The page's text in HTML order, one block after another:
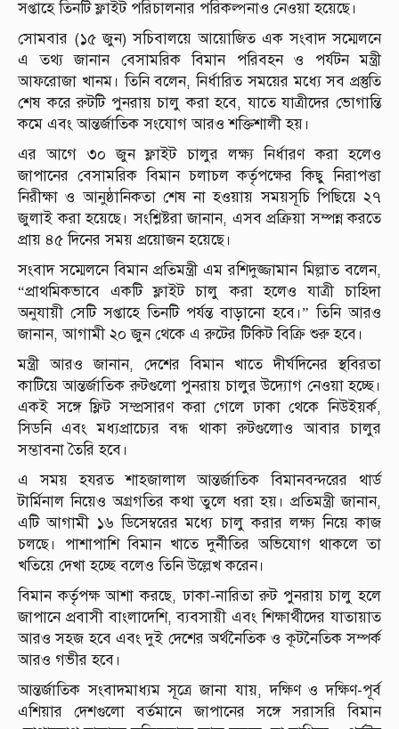
সপ্তাহে তিনটি ফ্লাইট পরিচালনার পরিকল্পনাও নেওয়া হয়েছে।
সোমবার (১৫ জুন) সচিবালয়ে আয়োজিত এক সংবাদ সম্মেলনে
এ তথ্য জানান বেসামরিক বিমান পরিবহন ও পর্যটন মন্ত্রী
আফরোজা খানম। তিনি বলেন, নির্ধারিত সময়ের মধ্যে সব প্রস্তুতি
শেষ করে রুটটি পুনরায় চালু করা হবে, যাতে যাত্রীদের ভোগান্তি
কমে এবং আন্তর্জাতিক সংযোগ আরও শক্তিশালী হয়।
এর আগে ৩০ জুন ফ্লাইট চালুর লক্ষ্য নির্ধারণ করা হলেও
জাপানের বেসামরিক বিমান চলাচল কর্তৃপক্ষের কিছু নিরাপত্তা
নিরীক্ষা ও আনুষ্ঠানিকতা শেষ না হওয়ায় সময়সূচি পিছিয়ে ২৭
জুলাই করা হয়েছে। সংশ্লিষ্টরা জানান, এসব প্রক্রিয়া সম্পন্ন করতে
প্রায় ৪৫ দিনের সময় প্রয়োজন হয়েছে।
সংবাদ সম্মেলনে বিমান প্রতিমন্ত্রী এম রশিদুজ্জামান মিল্লাত বলেন,
“প্রাথমিকভাবে একটি ফ্লাইট চালু করা হলেও যাত্রী চাহিদা
অনুযায়ী সেটি সপ্তাহে তিনটি পর্যন্ত বাড়ানো হবে।” তিনি আরও
জানান, আগামী ২০ জুন থেকে এ রুটের টিকিট বিক্রি শুরু হবে।
মন্ত্রী আরও জানান, দেশের বিমান খাতে দীর্ঘদিনের স্থবিরতা
কাটিয়ে আন্তর্জাতিক রুটগুলো পুনরায় চালুর উদ্যোগ নেওয়া হচ্ছে।
একই সঙ্গে ফ্লিট সম্প্রসারণ করা গেলে ঢাকা থেকে নিউইয়র্ক,
সিডনি এবং মধ্যপ্রাচ্যের বন্ধ থাকা রুটগুলোও আবার চালুর
সম্ভাবনা তৈরি হবে।
এ সময় হযরত শাহজালাল আন্তর্জাতিক বিমানবন্দরের থার্ড
টার্মিনাল নিয়েও অগ্রগতির কথা তুলে ধরা হয়। প্রতিমন্ত্রী জানান,
এটি আগামী ১৬ ডিসেম্বরের মধ্যে চালু করার লক্ষ্য নিয়ে কাজ
চলছে। পাশাপাশি বিমান খাতে দুর্নীতির অভিযোগ থাকলে তা
খতিয়ে দেখা হচ্ছে বলেও তিনি উল্লেখ করেন।
বিমান কর্তৃপক্ষ আশা করছে, ঢাকা-নারিতা রুট পুনরায় চালু হলে
জাপানে প্রবাসী বাংলাদেশি, ব্যবসায়ী এবং শিক্ষার্থীদের যাতায়াত
আরও সহজ হবে এবং দুই দেশের অর্থনৈতিক ও কূটনৈতিক সম্পর্ক
আরও গভীর হবে।
আন্তর্জাতিক সংবাদমাধ্যম সূত্রে জানা যায়, দক্ষিণ ও দক্ষিণ-পূর্ব
এশিয়ার দেশগুলো বর্তমানে জাপানের সঙ্গে সরাসরি বিমান